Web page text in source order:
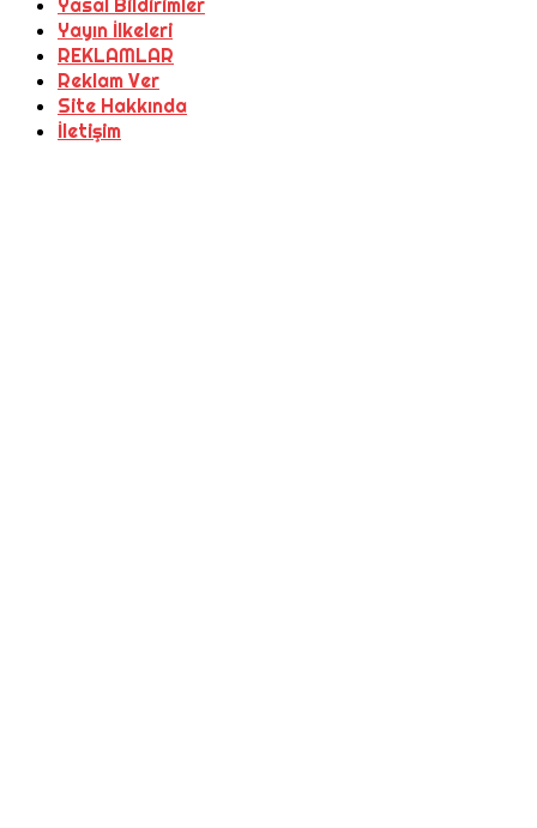
Yayın İlkeleri
REKLAMLAR
Reklam Ver
Site Hakkında
İletişim